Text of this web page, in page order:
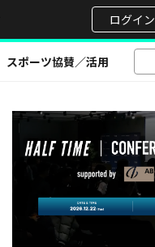
ログイン
スポーツ協賛／活用